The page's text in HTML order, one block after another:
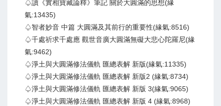
♤讀《實相寶藏論釋》筆記 關於大圓滿的思想(緣
氣:13435)
♤智者妙音 中篇 大圓滿及其前行的重要性(緣氣:8516)
♤千處祈求千處應 觀世音廣大圓滿無礙大悲心陀羅尼(緣
氣:9462)
♤淨土與大圓滿修法儀軌 匯總表解 新版(緣氣:11335)
♤淨土與大圓滿修法儀軌 匯總表解 新版2 (緣氣:8734)
♤淨土與大圓滿修法儀軌 匯總表解 新版 3(緣氣:9065)
♤淨土與大圓滿修法儀軌 匯總表解 新版 4 (緣氣:8968)